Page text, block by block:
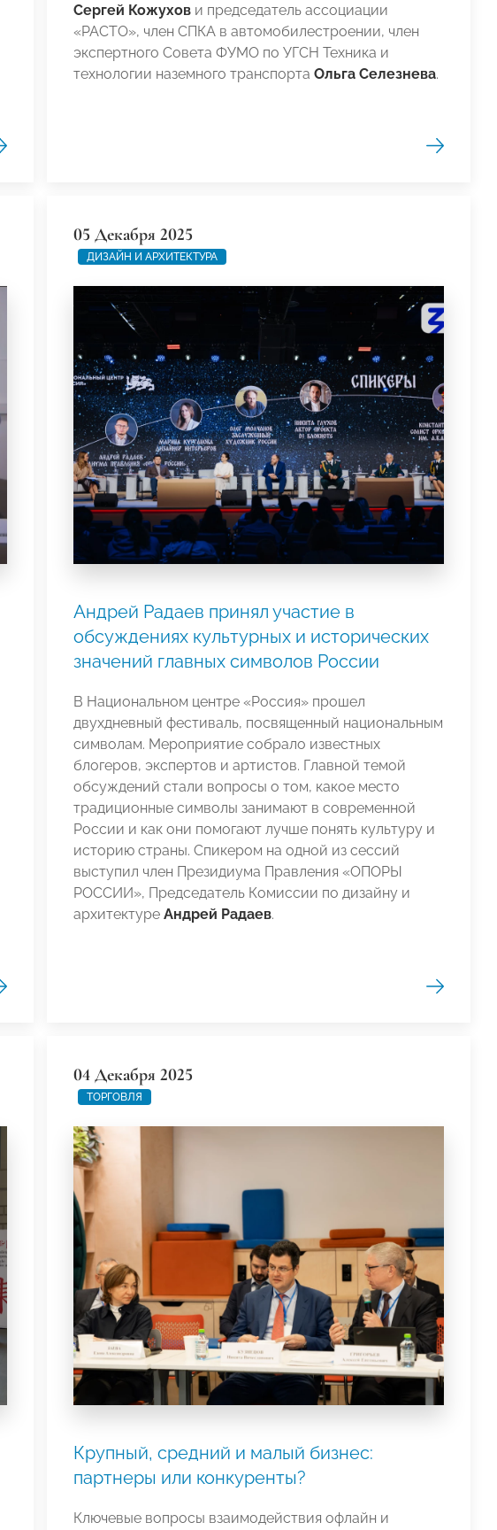
Сергей Кожухови председатель ассоциации
«РАСТО», член СПКА в автомобилестроении, член
экспертного Совета ФУМО по УГСН Техника и
технологии наземного транспорта Ольга Селезнева.
05 Декабря 2025
ДИЗАЙН И АРХИТЕКТУРА
Андрей Радаев принял участие в
обсуждениях культурных и исторических
значений главных символов России
В Национальном центре «Россия» прошел
двухдневный фестиваль, посвященный национальным
символам. Мероприятие собрало известных
блогеров, экспертов и артистов. Главной темой
обсуждений стали вопросы о том, какое место
традиционные символы занимают в современной
России и как они помогают лучше понять культуру и
историю страны. Спикером на одной из сессий
выступил член Президиума Правления «ОПОРЫ
РОССИИ», Председатель Комиссии по дизайну и
архитектуре Андрей Радаев.
04 Декабря 2025
ТОРГОВЛЯ
Крупный, средний и малый бизнес:
партнеры или конкуренты?
Ключевые вопросы взаимодействия офлайн и